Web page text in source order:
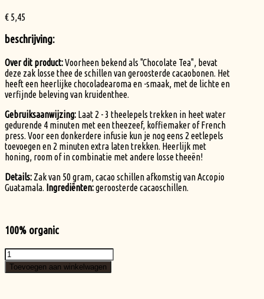
€ 5,45
beschrijving:
Over dit product:Voorheen bekend als "Chocolate Tea", bevat
deze zak losse thee de schillen van geroosterde cacaobonen. Het
heeft een heerlijke chocoladearoma en -smaak, met de lichte en
verfijnde beleving van kruidenthee.
Gebruiksaanwijzing: Laat 2 - 3 theelepels trekken in heet water
gedurende 4 minuten met een theezeef, koffiemaker of French
press. Voor een donkerdere infusie kun je nog eens 2 eetlepels
toevoegen en 2 minuten extra laten trekken. Heerlijk met
honing, room of in combinatie met andere losse theeën!
Details: Zak van 50 gram, cacao schillen afkomstig van Accopio
Guatamala. Ingrediënten:geroosterde cacaoschillen.
100% organic
Cacao
thee
aantal
Toevoegen aan winkelwagen